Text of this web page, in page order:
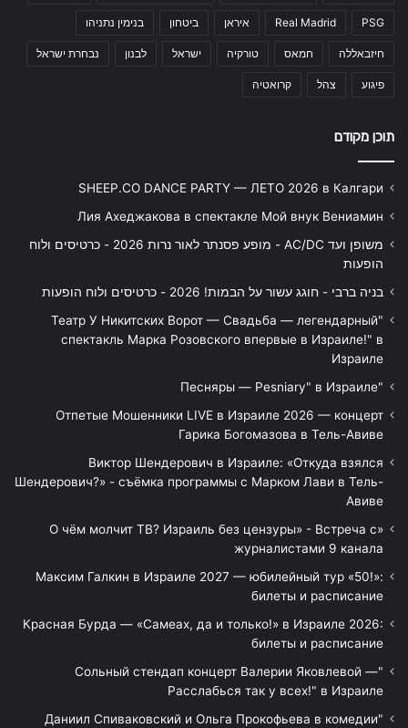
PSG
Real Madrid איראן ביטחון בנימין נתניהו
חיזבאללה חמאס טורקיה ישראל לבנון נבחרת ישראל
פיגוע צהל קרואטיה
תוכן מקודם
SHEEP.CO DANCE PARTY — ЛЕТО 2026 в Калгари
Лия Ахеджакова в спектакле Мой внук Вениамин
משופן ועד AC/DC - מופע פסנתר לאור נרות 2026 - כרטיסים ולוח
הופעות
בניה ברבי - חוגג עשור על הבמות! 2026 - כרטיסים ולוח הופעות
"Театр У Никитских Ворот — Свадьба — легендарный
спектакль Марка Розовского впервые в Израиле!" в
Израиле
"Песняры — Pesniary" в Израиле
Отпетые Мошенники LIVE в Израиле 2026 — концерт
Гарика Богомазова в Тель-Авиве
Виктор Шендерович в Израиле: «Откуда взялся
Шендерович?» - съёмка программы с Марком Лави в Тель-
Авиве
«О чём молчит ТВ? Израиль без цензуры» - Встреча с
журналистами 9 канала
Максим Галкин в Израиле 2027 — юбилейный тур «50!»:
билеты и расписание
Красная Бурда — «Самеах, да и только!» в Израиле 2026:
билеты и расписание
"Сольный стендап концерт Валерии Яковлевой —
Расслабься так у всех!" в Израиле
"Даниил Спиваковский и Ольга Прокофьева в комедии